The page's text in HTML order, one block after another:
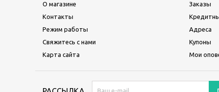
О магазине
Контакты
Режим работы
Свяжитесь с нами
Карта сайта
Заказы
Адреса
Купоны
Мои